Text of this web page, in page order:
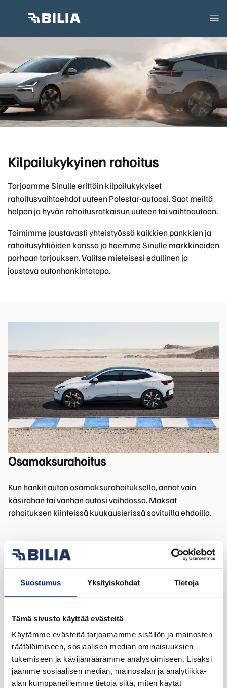
Suostumus Yksityiskohdat Tietoja
Tämä sivusto käyttää evästeitä
Käytämme evästeitä tarjoamamme sisällön ja mainosten
räätälöimiseen, sosiaalisen median ominaisuuksien
tukemiseen ja kävijämäärämme analysoimiseen. Lisäksi
jaamme sosiaalisen median, mainosalan ja analytiikka-
alan kumppaneillemme tietoja siitä, miten käytät
Kilpailukykyinen rahoitus
Tarjoamme Sinulle erittäin kilpailukykyiset
rahoitusvaihtoehdot uuteen Polestar-autoosi. Saat meiltä
helpon ja hyvän rahoitusratkaisun uuteen tai vaihtoautoon.
Toimimme joustavasti yhteistyössä kaikkien pankkien ja
rahoitusyhtiöiden kanssa ja haemme Sinulle markkinoiden
parhaan tarjouksen. Valitse mieleisesi edullinen ja
joustava autonhankintatapa.
Osamaksurahoitus
Kun hankit auton osamaksurahoituksella, annat vain
käsirahan tai vanhan autosi vaihdossa. Maksat
rahoituksen kiinteissä kuukausierissä sovituilla ehdoilla.
Yksityisleasing
Yksityisleasing on helppo ja riskitön tapa hankkia uusi
sinulle sopii, ilman auton omistamiseen liittyviä
kustannuksia ja riskejä. Yksityisleasingin etuna on kiinteä
kuukausihinta valitsitpa uuden Polestar-auton tai
vaihtoauton.